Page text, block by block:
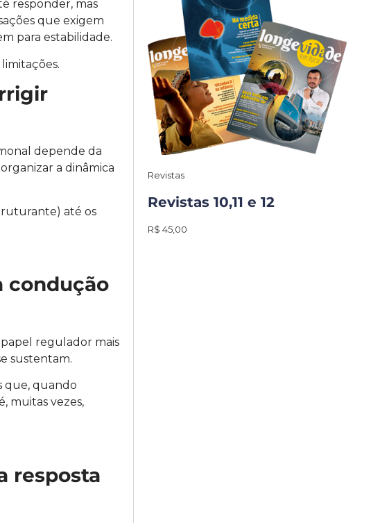
responder, mas
que exigem
para estabilidade.
depende da
a dinâmica
até os
condução
regulador mais
sustentam.
que, quando
muitas vezes,
resposta
Revistas
Revistas 10,11 e 12
R$ 45,00